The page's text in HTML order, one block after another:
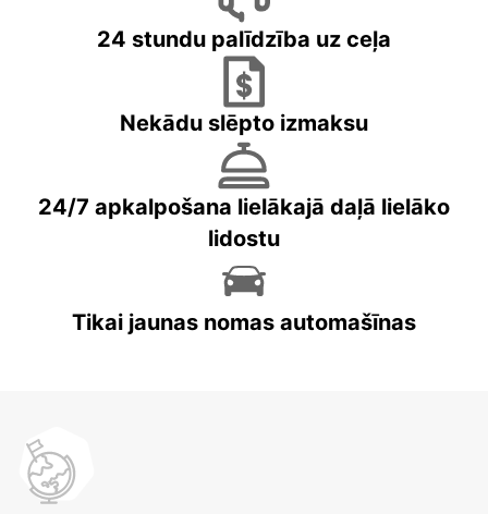
24 stundu palīdzība uz ceļa
Nekādu slēpto izmaksu
24/7 apkalpošana lielākajā daļā lielāko
lidostu
Tikai jaunas nomas automašīnas